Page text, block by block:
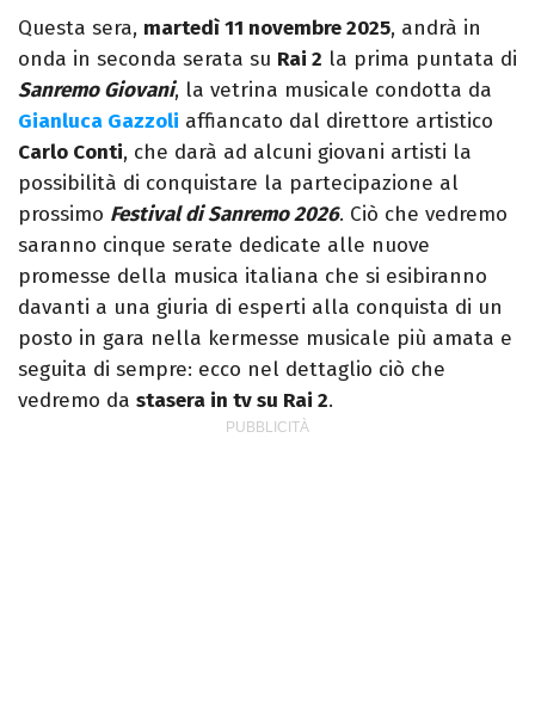
mantovana, laureata in Lettere, Cinema e
Tv. Ha due libri all’attivo e ama la scrittura
alla follia.
Questa sera, martedì 11 novembre 2025, andrà in
onda in seconda serata su Rai 2 la prima puntata di
Sanremo Giovani, la vetrina musicale condotta da
Gianluca Gazzoli affiancato dal direttore artistico
Carlo Conti, che darà ad alcuni giovani artisti la
possibilità di conquistare la partecipazione al
prossimo Festival di Sanremo 2026. Ciò che vedremo
saranno cinque serate dedicate alle nuove
promesse della musica italiana che si esibiranno
davanti a una giuria di esperti alla conquista di un
posto in gara nella kermesse musicale più amata e
seguita di sempre: ecco nel dettaglio ciò che
vedremo da stasera in tv su Rai 2.